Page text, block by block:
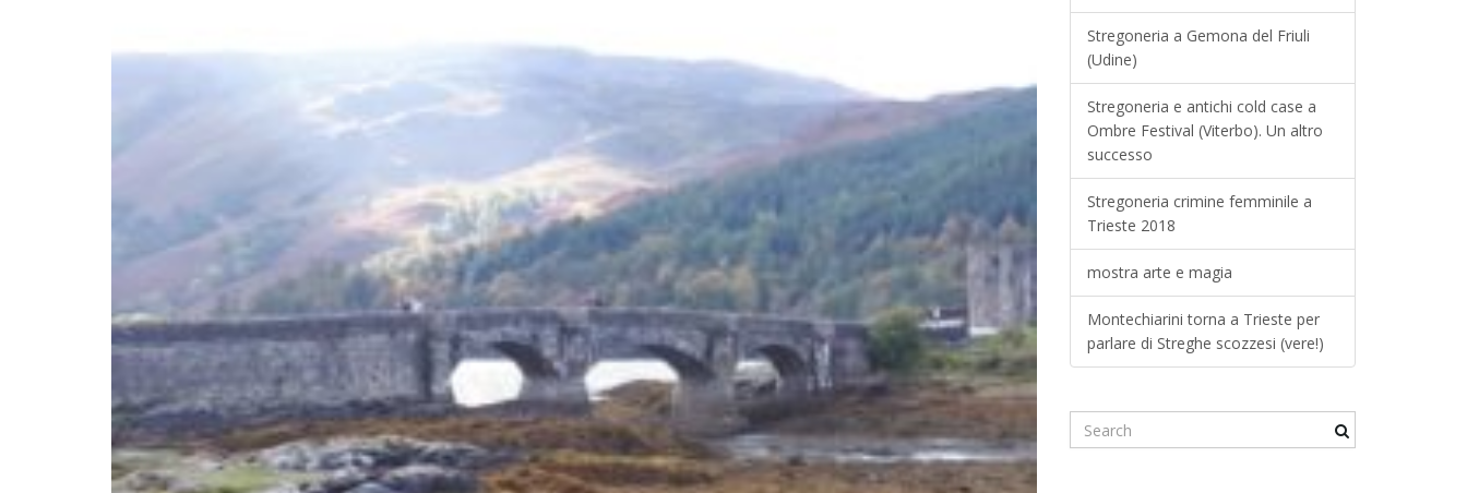
Stregoneria a Gemona del Friuli
(Udine)
Stregoneria e antichi cold case a
Ombre Festival (Viterbo). Un altro
successo
Stregoneria crimine femminile a
Trieste 2018
mostra arte e magia
Montechiarini torna a Trieste per
parlare di Streghe scozzesi (vere!)
e